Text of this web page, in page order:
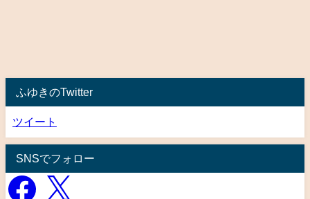
ふゆきのTwitter
ツイート
SNSでフォロー